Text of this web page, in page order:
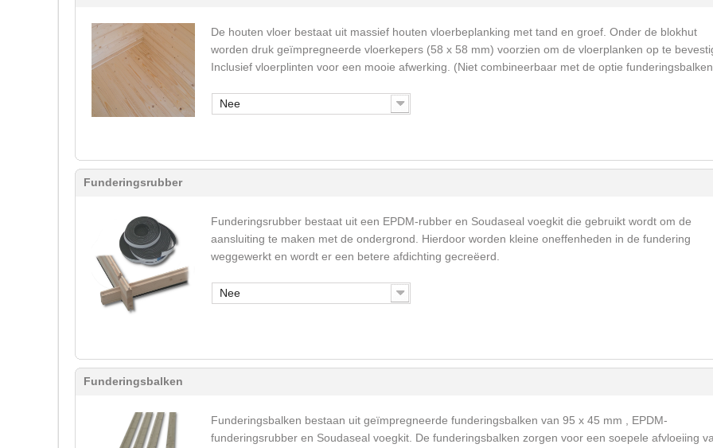
De houten vloer bestaat uit massief houten vloerbeplanking met tand en groef. Onder de blokhut
worden druk geïmpregneerde vloerkepers (58 x 58 mm) voorzien om de vloerplanken op te
Inclusief vloerplinten voor een mooie afwerking. (Niet combineerbaar met de optie
Nee
Funderingsrubber
Funderingsrubber bestaat uit een EPDM-rubber en Soudaseal voegkit die gebruikt wordt om de
aansluiting te maken met de ondergrond. Hierdoor worden kleine oneffenheden in de fundering
weggewerkt en wordt er een betere afdichting gecreëerd.
Nee
Funderingsbalken
Funderingsbalken bestaan uit geïmpregneerde funderingsbalken van 95 x 45 mm , EPDM-
funderingsrubber en Soudaseal voegkit. De funderingsbalken zorgen voor een soepele afvloeiing